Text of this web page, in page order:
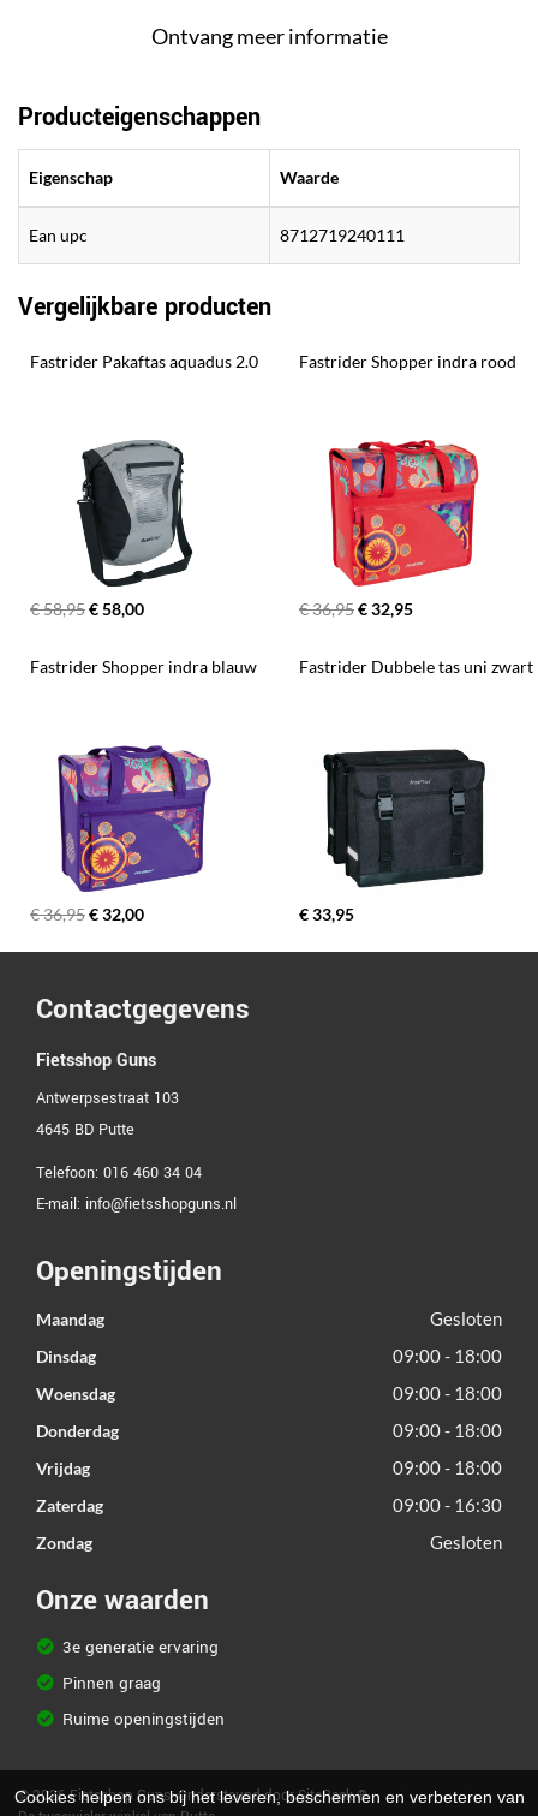
Ontvang meer informatie
Producteigenschappen
Eigenschap Waarde
Ean upc 8712719240111
Vergelijkbare producten
Fastrider Pakaftas aquadus 2.0
€ 58,95€ 58,00
Fastrider Shopper indra rood
€ 36,95€ 32,95
Fastrider Shopper indra blauw
€ 36,95€ 32,00
Fastrider Dubbele tas uni zwart
€ 33,95
Contactgegevens
Fietsshop Guns
Antwerpsestraat 103
4645 BD Putte
Telefoon: 016 460 34 04
E-mail: info@fietsshopguns.nl
Openingstijden
Maandag Gesloten
Dinsdag 09:00 - 18:00
Woensdag 09:00 - 18:00
Donderdag 09:00 - 18:00
Vrijdag 09:00 - 18:00
Zaterdag 09:00 - 16:30
Zondag Gesloten
Onze waarden
3e generatie ervaring
Pinnen graag
Ruime openingstijden
© 2026 Fietsshop Guns. Ondersteund doorSitePack ®
Cookies helpen ons bij het leveren, beschermen en verbeteren van